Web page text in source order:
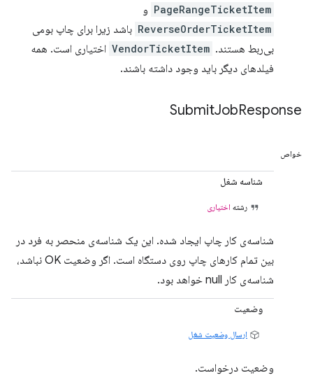
PageRangeTicketItem و
ReverseOrderTicketItem باشد زیرا برای چاپ بومی
بی‌ربط هستند. VendorTicketItem اختیاری است. همه
فیلدهای دیگر باید وجود داشته باشند.
SubmitJobResponse
خواص
شناسه شغل
رشته اختیاری
شناسه‌ی کار چاپ ایجاد شده. این یک شناسه‌ی منحصر به فرد در
بین تمام کارهای چاپ روی دستگاه است. اگر وضعیت OK نباشد،
شناسه‌ی کار null خواهد بود.
وضعیت
ارسال وضعیت شغل
وضعیت درخواست.